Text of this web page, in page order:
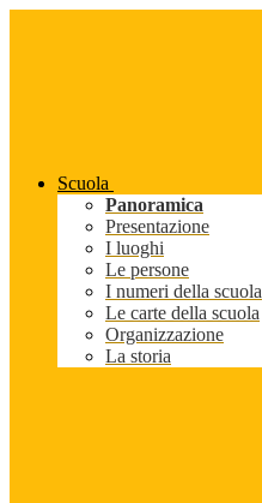
Scuola
Panoramica
Presentazione
I luoghi
Le persone
I numeri della scuola
Le carte della scuola
Organizzazione
La storia